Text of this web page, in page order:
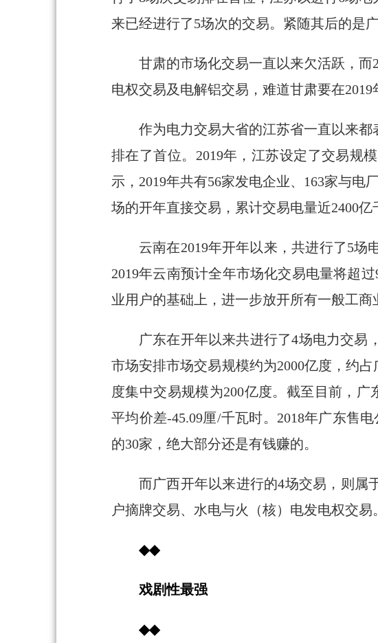
来已经进行了5场次的交易。紧随其后的是
甘肃的市场化交易一直以来欠活跃，
电权交易及电解铝交易，难道甘肃要在
作为电力交易大省的江苏省一直以来
排在了首位。2019年，江苏设定了交易规
示，2019年共有56家发电企业、163家与电
场的开年直接交易，累计交易电量近2400亿
云南在2019年开年以来，共进行了5场
2019年云南预计全年市场化交易电量将超
业用户的基础上，进一步放开所有一般工商
广东在开年以来共进行了4场电力交易
市场安排市场交易规模约为2000亿度，约
度集中交易规模为200亿度。截至目前，广
平均价差-45.09厘/千瓦时。2018年广东售
的30家，绝大部分还是有钱赚的。
而广西开年以来进行的4场交易，则属
户摘牌交易、水电与火（核）电发电权交易。
◆◆
戏剧性最强
◆◆